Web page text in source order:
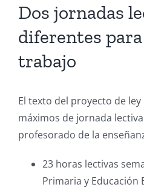
Dos jornadas
diferentes
trabajo
El texto del proyecto de
máximos de jornada
profesorado de la
23 horas lectivas
Primaria y Educación